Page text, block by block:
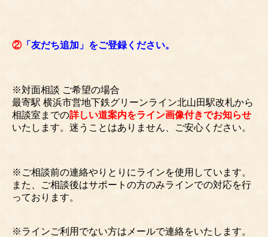
②「友だち追加」をご登録ください。
※対面相談 ご希望の場合
最寄駅 横浜市営地下鉄グリーンライン北山田駅改札から
相談室までの詳しい道案内をライン画像付きでお知らせ
いたします。迷うことはありません、ご安心ください。
※ご相談前の連絡やりとりにラインを使用しています。
また、ご相談後はサポートの方のみラインでの対応を行
っております。
※ラインご利用でない方はメールで連絡をいたします。